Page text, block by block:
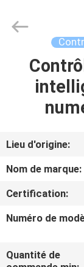
MAISON
PRODUITS
VIDÉOS
SUJET
DE
NOUS
(Guangzhou)
Lieu d'origine:
Nom de marque:
Certification:
Numéro de
Quantité de